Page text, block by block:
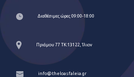
Διαθέσιμες ώρες 09:00-18:00
Πριάμου 77 ΤΚ:13122, Ίλιον
info@theloasfaleia.gr